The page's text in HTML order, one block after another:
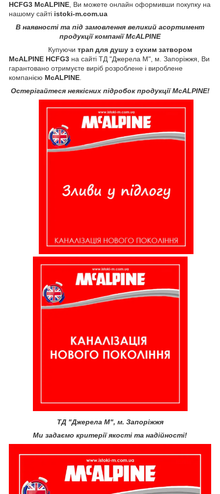
HCFG3 McALPINE , Ви можете онлайн оформивши покупку на
нашому сайті istoki-m.com.ua
В наявності та під замовлення великий асортимент
продукції компанії McALPINE
Купуючи трап для душу з сухим затвором
McALPINE HCFG3 на сайті ТД "Джерела М", м. Запоріжжя, Ви
гарантовано отримуєте виріб розроблене і вироблене
компанією McALPINE
Остерігайтеся неякісних підробок продукції McALPINE!
ТД "Джерела М", м. Запоріжжя
Ми задаємо критерії якості та надійності!